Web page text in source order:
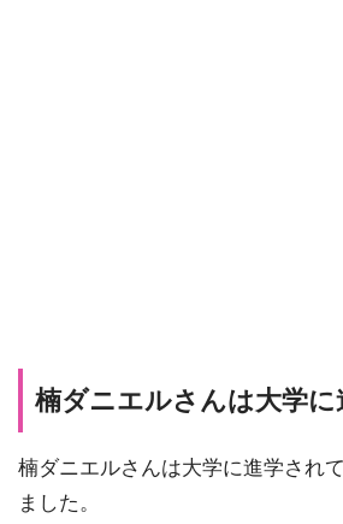
楠ダニエルさんは大学に
楠ダニエルさんは大学に進学され
ました。